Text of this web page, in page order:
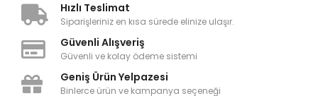
Hızlı Teslimat
Siparişleriniz en kısa sürede elinize ulaşır.
Güvenli Alışveriş
Güvenli ve kolay ödeme sistemi
Geniş Ürün Yelpazesi
Binlerce ürün ve kampanya seçeneği